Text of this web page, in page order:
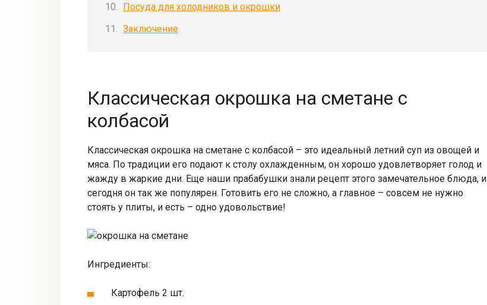
Посуда для холодников и окрошки
Заключение
Классическая окрошка на сметане с
колбасой
Классическая окрошка на сметане с колбасой – это идеальный летний суп из овощей и
мяса. По традиции его подают к столу охлажденным, он хорошо удовлетворяет голод и
жажду в жаркие дни. Еще наши прабабушки знали рецепт этого замечательное блюда, и
сегодня он так же популярен. Готовить его не сложно, а главное – совсем не нужно
стоять у плиты, и есть – одно удовольствие!
Ингредиенты:
Картофель 2 шт.